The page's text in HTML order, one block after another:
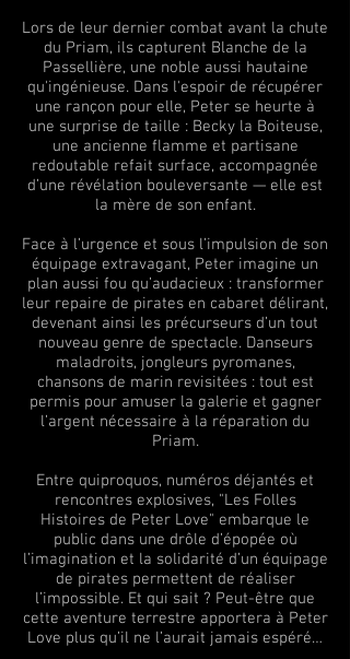
Lors de leur dernier combat avant la chute
du Priam, ils capturent Blanche de la
Passellière, une noble aussi hautaine
qu'ingénieuse. Dans l'espoir de récupérer
une rançon pour elle, Peter se heurte à
une surprise de taille : Becky la Boiteuse,
une ancienne flamme et partisane
redoutable refait surface, accompagnée
d’une révélation bouleversante — elle est
la mère de son enfant.
Face à l’urgence et sous l’impulsion de son
équipage extravagant, Peter imagine un
plan aussi fou qu’audacieux : transformer
leur repaire de pirates en cabaret délirant,
devenant ainsi les précurseurs d’un tout
nouveau genre de spectacle. Danseurs
maladroits, jongleurs pyromanes,
chansons de marin revisitées : tout est
permis pour amuser la galerie et gagner
l’argent nécessaire à la réparation du
Priam.
Entre quiproquos, numéros déjantés et
rencontres explosives, "Les Folles
Histoires de Peter Love" embarque le
public dans une drôle d’épopée où
l’imagination et la solidarité d’un équipage
de pirates permettent de réaliser
l’impossible. Et qui sait ? Peut-être que
cette aventure terrestre apportera à Peter
Love plus qu’il ne l’aurait jamais espéré…